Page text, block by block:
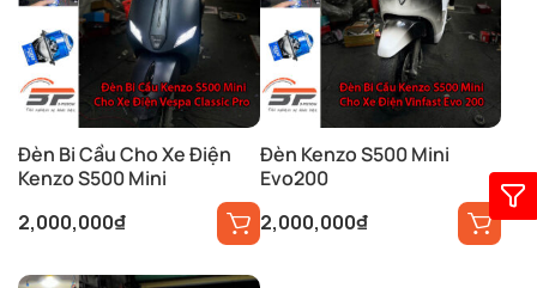
Đèn Bi Cầu Cho Xe Điện
Kenzo S500 Mini
2,000,000₫
Đèn Kenzo S500 Mini
Evo200
2,000,000₫